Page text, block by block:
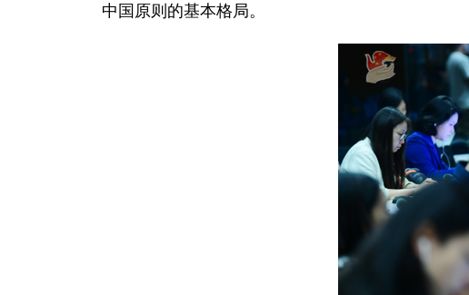
中国原则的基本格局。